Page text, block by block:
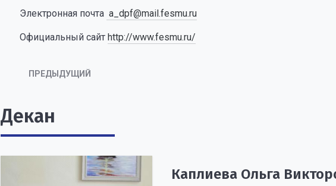
Электронная почта a_dpf@mail.fesmu.ru
Официальный сайт http://www.fesmu.ru/
ПРЕДЫДУЩИЙ
Декан
Каплиева Ольга